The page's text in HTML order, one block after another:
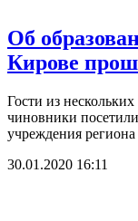
Об
Кирове
Гости из
чиновники
учреждения региона
30.01.2020 16:11